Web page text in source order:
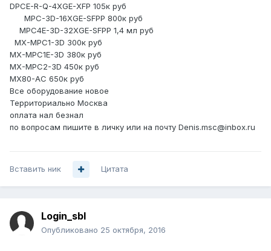
DPCE-R-Q-4XGE-XFP 105к руб
MPC-3D-16XGE-SFPP 800к руб
MPC4E-3D-32XGE-SFPP 1,4 мл руб
MX-MPC1-3D 300к руб
MX-MPC1E-3D 380к руб
MX-MPC2-3D 450к руб
MX80-AC 650к руб
Все оборудование новое
Территориально Москва
оплата нал безнал
по вопросам пишите в личку или на почту Denis.msc@inbox.ru
Вставить ник Цитата
Login_sbl
Опубликовано 25 октября, 2016